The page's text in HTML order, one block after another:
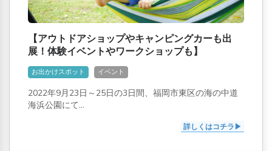
【アウトドアショップやキャンピングカーも出
展！体験イベントやワークショップも】
OUTDOOR PARK 2022
お出かけスポット イベント
2022年9月23日～25日の3日間、福岡市東区の海の中道
海浜公園にて...
詳しくはコチラ